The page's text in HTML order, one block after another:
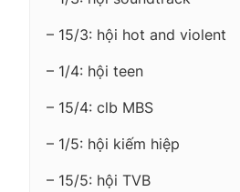
– 15/3: hội hot and violent
– 1/4: hội teen
– 15/4: clb MBS
– 1/5: hội kiếm hiệp
– 15/5: hội TVB